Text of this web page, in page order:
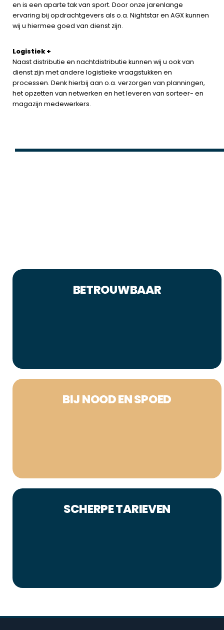
en is een aparte tak van sport. Door onze jarenlange
ervaring bij opdrachtgevers als o.a. Nightstar en AGX kunnen
wij u hiermee goed van dienst zijn.
Logistiek +
Naast distributie en nachtdistributie kunnen wij u ook van
dienst zijn met andere logistieke vraagstukken en
processen. Denk hierbij aan o.a. verzorgen van planningen,
het opzetten van netwerken en het leveren van sorteer- en
magazijn medewerkers.
BETROUWBAAR
BIJ NOOD EN SPOED
SCHERPE TARIEVEN